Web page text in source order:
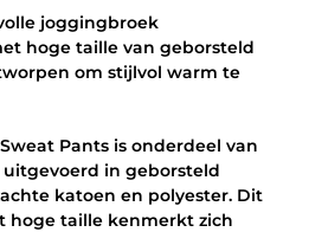
joggingbroek
hoge taille van geborsteld
om stijlvol warm te
Pants is onderdeel van
in geborsteld
katoen en polyester. Dit
hoge taille kenmerkt zich